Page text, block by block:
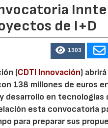
de I+D
1303
(CDTI Innovación)
138 millones de euros
en
esta convocatoria
para preparar sus